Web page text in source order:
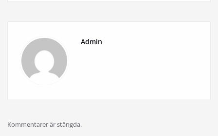
Admin
Kommentarer är stängda.